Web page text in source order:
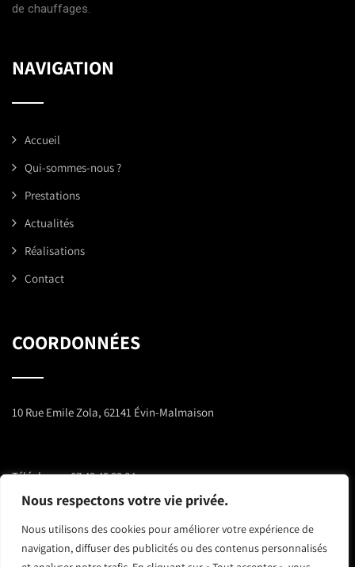
Nous respectons votre vie privée.
Nous utilisons des cookies pour améliorer votre expérience de
navigation, diffuser des publicités ou des contenus personnalisés
de chauffages.
NAVIGATION
Accueil
Qui-sommes-nous ?
Prestations
Actualités
Réalisations
Contact
COORDONNÉES
10 Rue Emile Zola, 62141 Évin-Malmaison
Téléphone :07 49 45 32 84
athermenergies@outlook.com